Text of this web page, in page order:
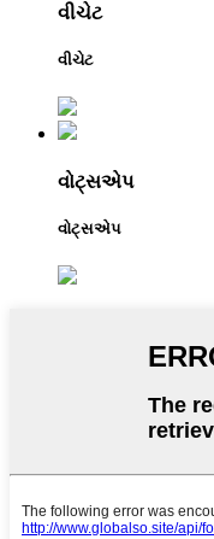
વીચેટ
વીચેટ
વોટ્સએપ
વોટ્સએપ